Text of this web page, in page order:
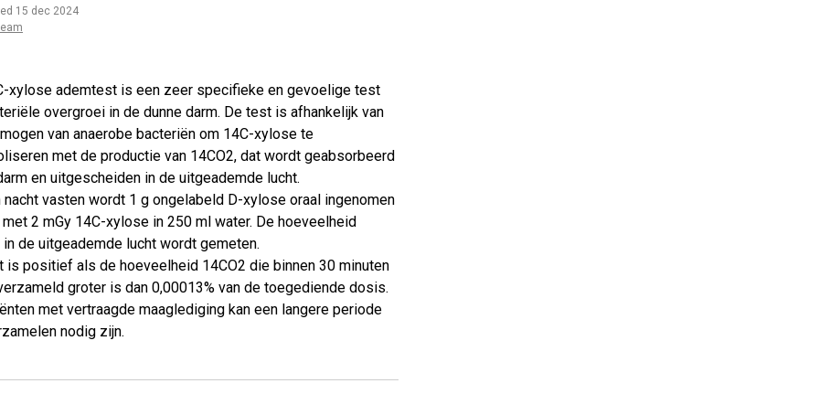
15 dec 2024
xylose ademtest is een zeer specifieke en gevoelige test
overgroei in de dunne darm. De test is afhankelijk van
van anaerobe bacteriën om 14C-xylose te
met de productie van 14CO2, dat wordt geabsorbeerd
en uitgescheiden in de uitgeademde lucht.
nacht vasten wordt 1 g ongelabeld D-xylose oraal ingenomen
met 2 mGy 14C-xylose in 250 ml water. De hoeveelheid
in de uitgeademde lucht wordt gemeten.
is positief als de hoeveelheid 14CO2 die binnen 30 minuten
groter is dan 0,00013% van de toegediende dosis.
met vertraagde maaglediging kan een langere periode
nodig zijn.